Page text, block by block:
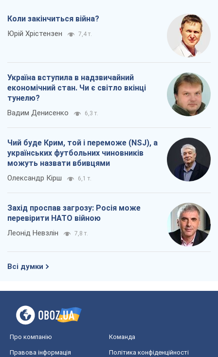
Коли закінчиться війна?
Юрій Хрістензен 7,4 т.
Україна вступила в надзвичайний
економічний стан. Чи є світло вкінці
тунелю?
Вадим Денисенко 6,3 т.
Чий буде Крим, той і переможе (NSJ), а
українських футбольних чиновників
можуть назвати вбивцями
Олександр Кірш 6,1 т.
Захід проспав загрозу: Росія може
перевірити НАТО війною
Леонід Невзлін 7,8 т.
Всі думки
Про компанію Команда
Правова інформація Політика конфіденційності